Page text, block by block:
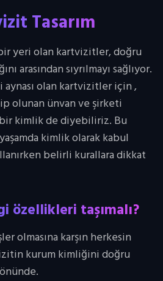
Tasarım
yeri olan kartvizitler, doğru
arasından sıyrılmayı sağlıyor.
aynası olan kartvizitler için ,
olunan ünvan ve şirketi
kimlik de diyebiliriz. Bu
kimlik olarak kabul
belirli kurallara dikkat
özellikleri taşımalı?
olmasına karşın herkesin
kurum kimliğini doğru